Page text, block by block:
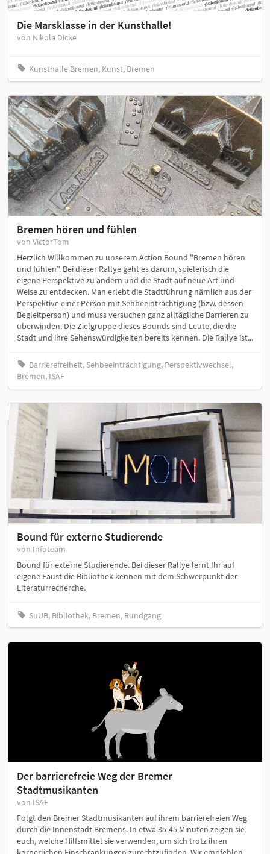
Die Marsklasse in der Kunsthalle!
von Nikola Dicke
Kunsthalle Bremen, Kunst, Bremen
Bremen hören und fühlen
von VictorTom
Herzlich Willkommen zu unserem Action Bound "Bremen hören
und fühlen". Bei dieser Rallye geht es darum, spielerisch die
eigene Perspektive zu ändern und die Stadt auf neue Art und
Weise zu entdecken. Man erlebt die Stadtführung nämlich aus der
Perspektive einer Person mit Sehbeeinträchtigung (bzw. dessen
Begleitperson) und muss versuchen ganz alltägliche Barrieren zu
überwinden. Die Zielgruppe dieses Bounds sind Leute, die die
Stadt und ihre Sehenswürdigkeiten bereits kennen. Die Rallye ist...
Barrierefreiheit, Sehbeeinträchtigung, Perspektivwechsel,
Bremen, ISAF
Bound für externe Studierende
von Infoteam
Bound für externe Studierende. Bei dieser Rallye lernt Ihr auf
eigene Faust die Bibliothek kennen mit dem Schwerpunkt der
Literaturrecherche.
SuUB, Bibliothek, Bremen, Rundgang
Der barrierefreie Weg der Bremer
Stadtmusikanten
von ISAF
Folgt den Bremer Stadtmusikanten auf ihrem barrierefreien Weg
durch die Innenstadt Bremens. In etwa 35-45 Minuten zeigen sie
euch, welche Hilfsmittel sie verwenden, um sich trotz ihren